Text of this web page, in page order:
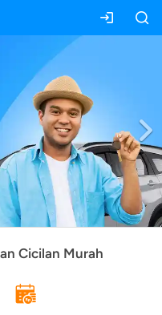
Cicilan Murah